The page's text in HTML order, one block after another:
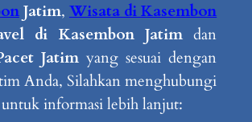
Jatim,Wisata di Kasembon
di Kasembon Jatimdan
Jatim yang sesuai dengan
Anda, Silahkan menghubungi
informasi lebih lanjut: